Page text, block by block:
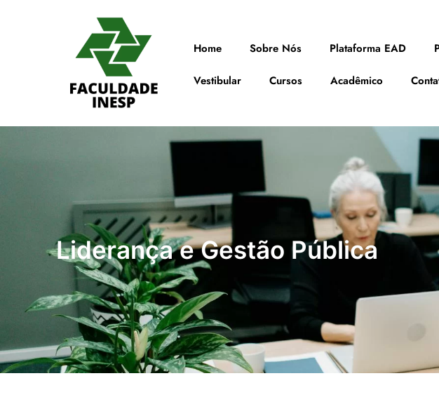
Home Sobre Nós Plataforma EAD
Vestibular Cursos Acadêmico
Liderança e Gestão Pública